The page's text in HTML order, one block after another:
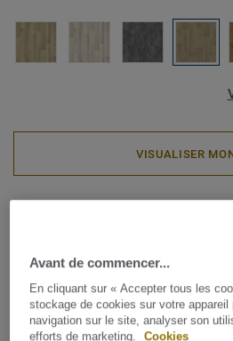
VISUALISER
ICONIK ResisTex
GREGE
La collection de revêtements de
ResisTex pour le logement est la
Avant de commencer...
En cliquant sur « Accepter tous les
stockage de cookies sur votre appareil
navigation sur le site, analyser son
efforts de marketing.
Cookies